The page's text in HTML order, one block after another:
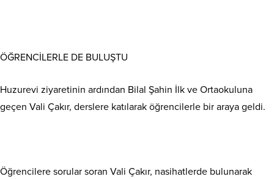
ÖĞRENCİLERLE DE BULUŞTU
Huzurevi ziyaretinin ardından Bilal Şahin İlk ve Ortaokuluna
geçen Vali Çakır, derslere katılarak öğrencilerle bir araya geldi.
Öğrencilere sorular soran Vali Çakır, nasihatlerde bulunarak